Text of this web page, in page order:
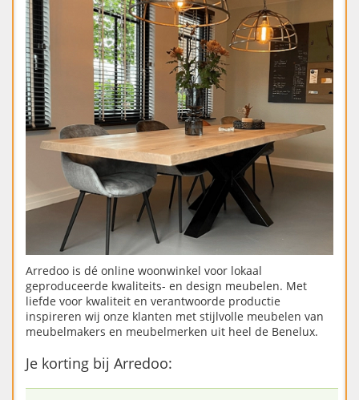
Arredoo is dé online woonwinkel voor lokaal
geproduceerde kwaliteits- en design meubelen. Met
liefde voor kwaliteit en verantwoorde productie
inspireren wij onze klanten met stijlvolle meubelen van
meubelmakers en meubelmerken uit heel de Benelux.
Je korting bij Arredoo: